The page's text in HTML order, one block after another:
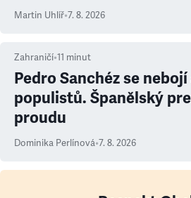
Martin Uhlíř•7. 8. 2026
Zahraničí•11 minut
Pedro Sanchéz se
populistů. Španělský
proudu
Dominika Perlínová•7. 8. 2026